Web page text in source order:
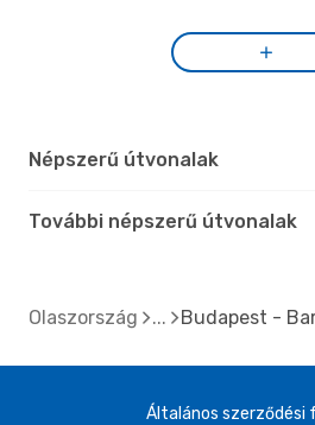
Népszerű útvonalak
További népszerű útvonalak
Olaszország Budapest -
Általános